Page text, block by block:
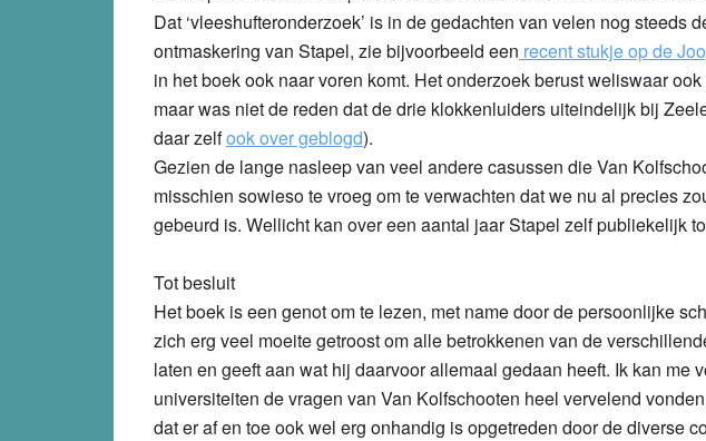
Dat ‘vleeshufteronderzoek’ is in de gedachten van velen nog steeds
ontmaskering van Stapel, zie bijvoorbeeld een recent stukje op de
in het boek ook naar voren komt. Het onderzoek berust weliswaar
maar was niet de reden dat de drie klokkenluiders uiteindelijk bij
daar zelfook over geblogd).
Gezien de lange nasleep van veel andere casussen die Van
misschien sowieso te vroeg om te verwachten dat we nu al precies
gebeurd is. Wellicht kan over een aantal jaar Stapel zelf publiekelijk
Tot besluit
Het boek is een genot om te lezen, met name door de persoonlijke
zich erg veel moeite getroost om alle betrokkenen van de
laten en geeft aan wat hij daarvoor allemaal gedaan heeft. Ik kan me
universiteiten de vragen van Van Kolfschooten heel vervelend
dat er af en toe ook wel erg onhandig is opgetreden door de diverse